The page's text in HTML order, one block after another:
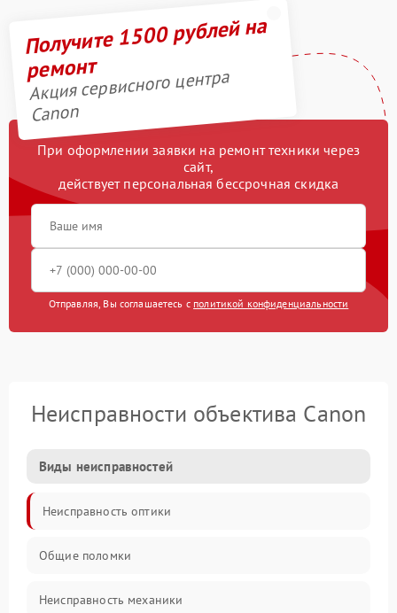
Получите 1500 рублей на
ремонт
Акция сервисного центра
Canon
При оформлении заявки на ремонт техники через
сайт,
действует персональная бессрочная скидка
Отправляя, Вы соглашаетесь с политикой конфиденциальности
Неисправности объектива Canon
Виды неисправностей
Неисправность оптики
Общие поломки
Неисправность механики